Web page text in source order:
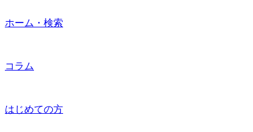
ホーム・検索
コラム
はじめての方